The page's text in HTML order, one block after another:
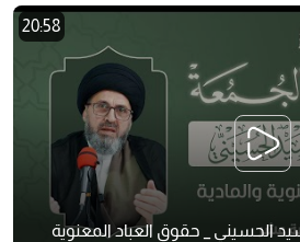
20:58
الحسيني _ حقوق العباد المعنوية